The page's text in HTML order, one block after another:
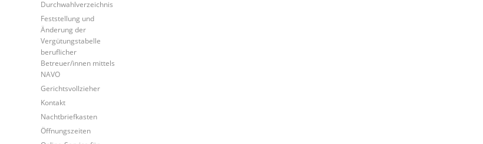
Durchwahlverzeichnis
Feststellung und
Änderung der
Vergütungstabelle
beruflicher
Betreuer/innen mittels
NAVO
Gerichtsvollzieher
Kontakt
Nachtbriefkasten
Öffnungszeiten